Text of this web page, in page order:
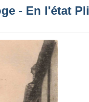
- En l'état Pli